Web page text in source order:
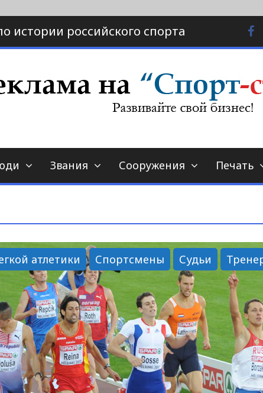
истории российского спорта
спорта
Звания Сооружения Печать
атлетики Спортсмены Судьи